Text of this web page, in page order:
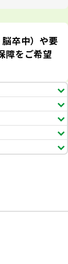
のお知ら
保険
の会員の
険金・給付金
団体保険の
て（契約者さ
問合せ
卒中）や要
障をご希望